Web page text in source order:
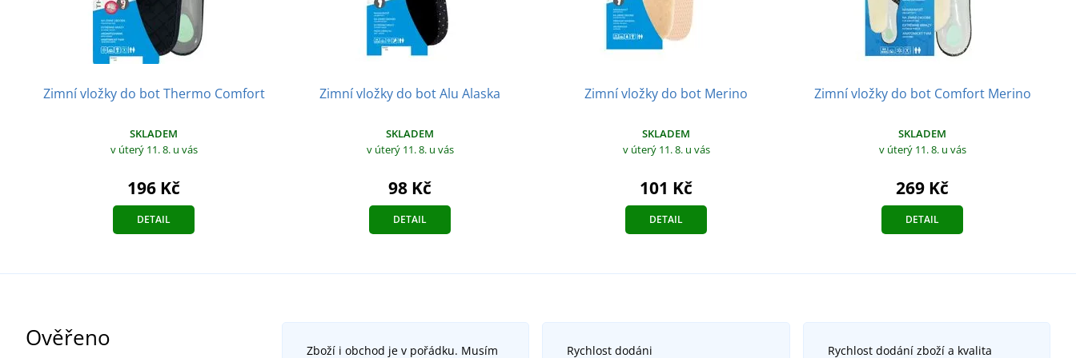
Zimní vložky do bot Thermo Comfort
SKLADEM
v úterý 11. 8. u vás
196 Kč
DETAIL
Zimní vložky do bot Alu Alaska
SKLADEM
v úterý 11. 8. u vás
98 Kč
DETAIL
Zimní vložky do bot Merino
SKLADEM
v úterý 11. 8. u vás
101 Kč
DETAIL
Zimní vložky do bot Comfort Merino
SKLADEM
v úterý 11. 8. u vás
269 Kč
DETAIL
Ověřeno
Zboží i obchod je v pořádku. Musím
Rychlost dodáni
Rychlost dodání zboží a kvalita